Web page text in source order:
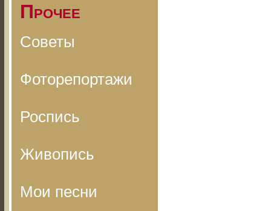
Прочее
Советы
Фоторепортажи
Роспись
Живопись
Мои песни